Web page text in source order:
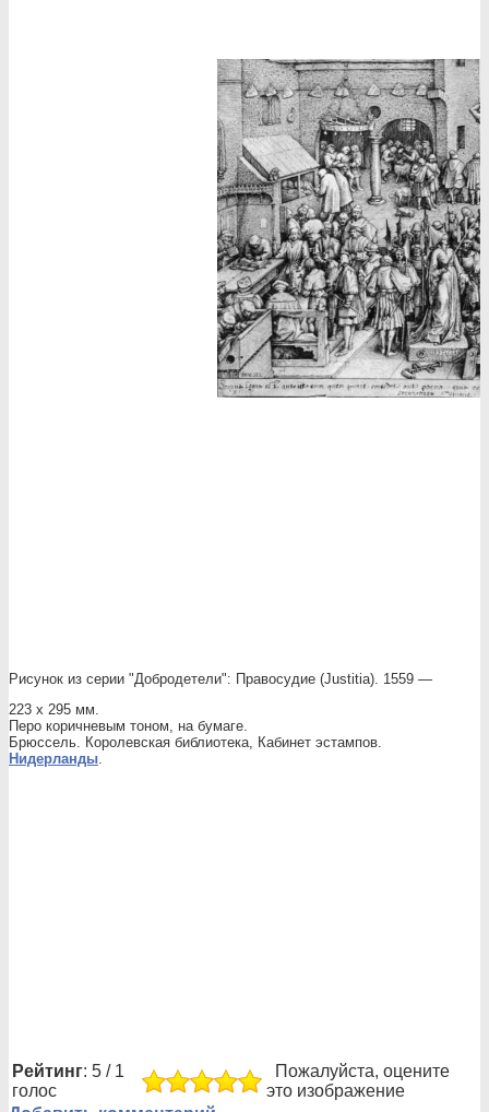
Рисунок из серии "Добродетели": Правосудие (Justitia). 1559 —
223 х 295 мм.
Перо коричневым тоном, на бумаге.
Брюссель. Королевская библиотека, Кабинет эстампов.
Нидерланды.
Рейтинг: 5 / 1
голос
Пожалуйста, оцените
это изображение